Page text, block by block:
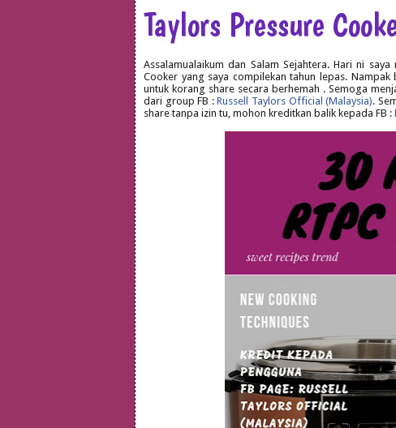
Taylors Pressure
Assalamualaikum dan Salam Sejahtera. Hari ni
Cooker yang saya compilekan tahun lepas.
untuk korang share secara berhemah . Semoga
dari group FB :Russell Taylors Official (Malaysia).
share tanpa izin tu, mohon kreditkan balik kepada FB :